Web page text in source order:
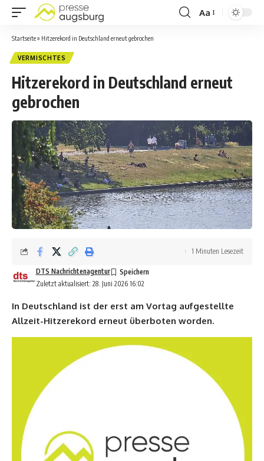
Aa
Startseite» Hitzerekord in Deutschland erneut gebrochen
VERMISCHTES
Hitzerekord in Deutschland erneut
gebrochen
Zuletzt aktualisiert: 28. Juni 2026 16:02
DTS Nachrichtenagentur
1 Minuten Lesezeit
In Deutschland ist der erst am Vortag aufgestellte
Allzeit-Hitzerekord erneut überboten worden.